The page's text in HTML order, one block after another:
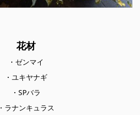
花材
・ゼンマイ
・ユキヤナギ
・SPバラ
・ラナンキュラス